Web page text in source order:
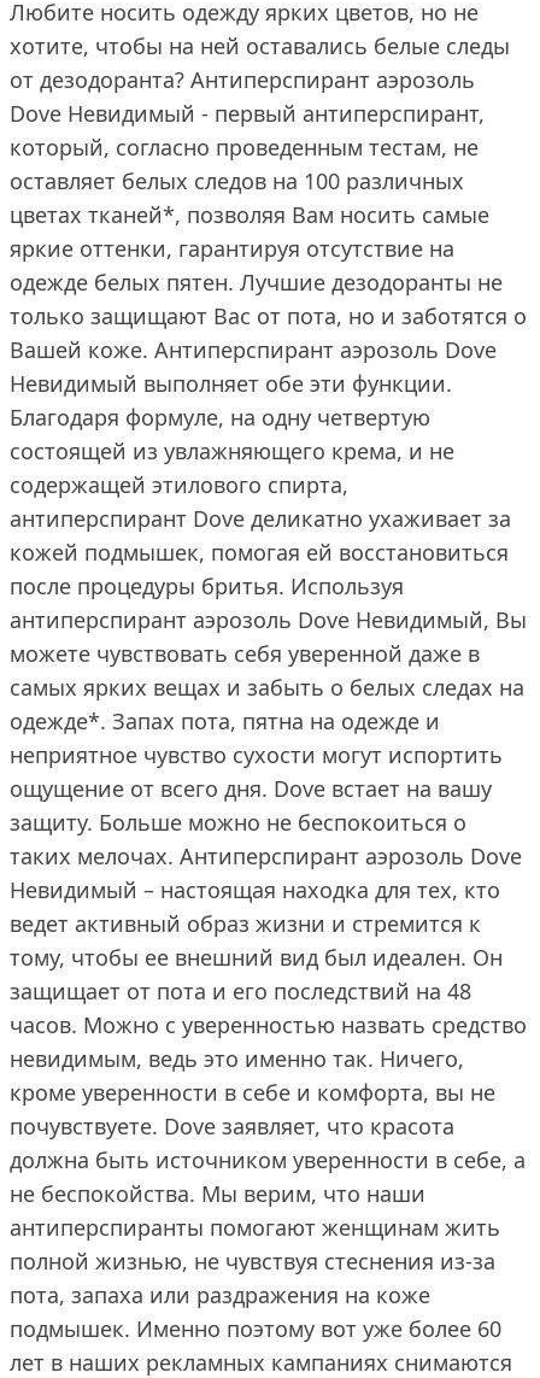
Любите носить одежду ярких цветов, но не
хотите, чтобы на ней оставались белые следы
от дезодоранта? Антиперспирант аэрозоль
Dove Невидимый - первый антиперспирант,
который, согласно проведенным тестам, не
оставляет белых следов на 100 различных
цветах тканей*, позволяя Вам носить самые
яркие оттенки, гарантируя отсутствие на
одежде белых пятен. Лучшие дезодоранты не
только защищают Вас от пота, но и заботятся о
Вашей коже. Антиперспирант аэрозоль Dove
Невидимый выполняет обе эти функции.
Благодаря формуле, на одну четвертую
состоящей из увлажняющего крема, и не
содержащей этилового спирта,
антиперспирант Dove деликатно ухаживает за
кожей подмышек, помогая ей восстановиться
после процедуры бритья. Используя
антиперспирант аэрозоль Dove Невидимый, Вы
можете чувствовать себя уверенной даже в
самых ярких вещах и забыть о белых следах на
одежде*. Запах пота, пятна на одежде и
неприятное чувство сухости могут испортить
ощущение от всего дня. Dove встает на вашу
защиту. Больше можно не беспокоиться о
таких мелочах. Антиперспирант аэрозоль Dove
Невидимый – настоящая находка для тех, кто
ведет активный образ жизни и стремится к
тому, чтобы ее внешний вид был идеален. Он
защищает от пота и его последствий на 48
часов. Можно с уверенностью назвать средство
невидимым, ведь это именно так. Ничего,
кроме уверенности в себе и комфорта, вы не
почувствуете. Dove заявляет, что красота
должна быть источником уверенности в себе, а
не беспокойства. Мы верим, что наши
антиперспиранты помогают женщинам жить
полной жизнью, не чувствуя стеснения из-за
пота, запаха или раздражения на коже
подмышек. Именно поэтому вот уже более 60
лет в наших рекламных кампаниях снимаются